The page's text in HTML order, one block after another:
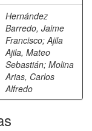
Hernández
Barredo, Jaime
Francisco;Ajila
Ajila, Mateo
Sebastián; Molina
Arias, Carlos
Alfredo